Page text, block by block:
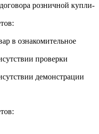
розничной купли-
в ознакомительное
проверки
демонстрации